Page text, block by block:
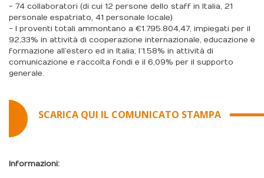
- 74 collaboratori (di cui 12 persone dello staff in Italia, 21
personale espatriato, 41 personale locale)
- I proventi totali ammontano a €1.795.804,47, impiegati per il
92,33% in attività di cooperazione internazionale, educazione e
formazione all’estero ed in Italia; l’1.58% in attività di
comunicazione e raccolta fondi e il 6,09% per il supporto
generale.
SCARICA QUI IL COMUNICATO STAMPA
Informazioni: